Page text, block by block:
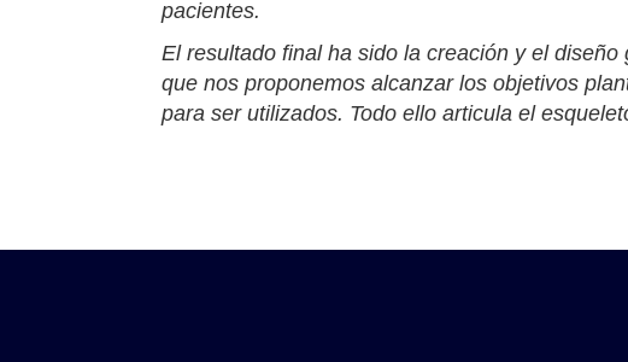
pacientes.
El resultado final ha sido la creación y el
que nos proponemos alcanzar los objetivos
para ser utilizados. Todo ello articula el